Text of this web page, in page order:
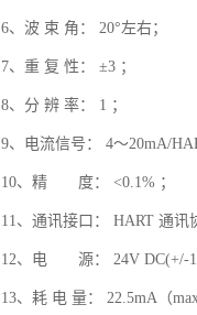
6、波 束 角： 20°左右；
7、重 复 性： ±3 ；
8、分 辨 率： 1 ；
9、电流信号： 4～20mA/
10、精 度： <0.1% ；
11、通讯接口： HART 通讯
12、电 源： 24V DC(+/-
13、耗 电 量： 22.5mA（max